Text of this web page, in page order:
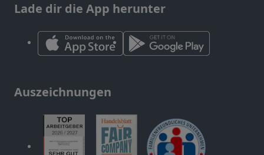
Lade dir die App herunter
Auszeichnungen